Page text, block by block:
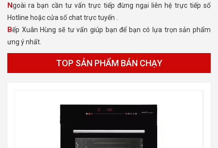
Ngoài ra bạn cần tư vấn trực tiếp đừng ngại liên hệ trực tiếp số
Hotline hoặc cửa số chat trực tuyến .
Bếp Xuân Hùng sẽ tư vấn giúp bạn để bạn có lựa trọn sản phẩm
ưng ý nhất.
TOP SẢN PHẨM BÁN CHẠY